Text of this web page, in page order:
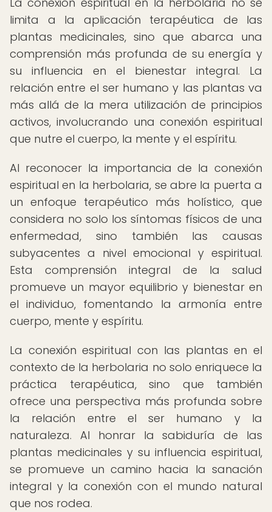
limita a la aplicación terapéutica de las
plantas medicinales, sino que abarca una
comprensión más profunda de su energía y
su influencia en el bienestar integral. La
relación entre el ser humano y las plantas va
más allá de la mera utilización de principios
activos, involucrando una conexión espiritual
que nutre el cuerpo, la mente y el espíritu.
Al reconocer la importancia de la conexión
espiritual en la herbolaria, se abre la puerta a
un enfoque terapéutico más holístico, que
considera no solo los síntomas físicos de una
enfermedad, sino también las causas
subyacentes a nivel emocional y espiritual.
Esta comprensión integral de la salud
promueve un mayor equilibrio y bienestar en
el individuo, fomentando la armonía entre
cuerpo, mente y espíritu.
La conexión espiritual con las plantas en el
contexto de la herbolaria no solo enriquece la
práctica terapéutica, sino que también
ofrece una perspectiva más profunda sobre
la relación entre el ser humano y la
naturaleza. Al honrar la sabiduría de las
plantas medicinales y su influencia espiritual,
se promueve un camino hacia la sanación
integral y la conexión con el mundo natural
que nos rodea.